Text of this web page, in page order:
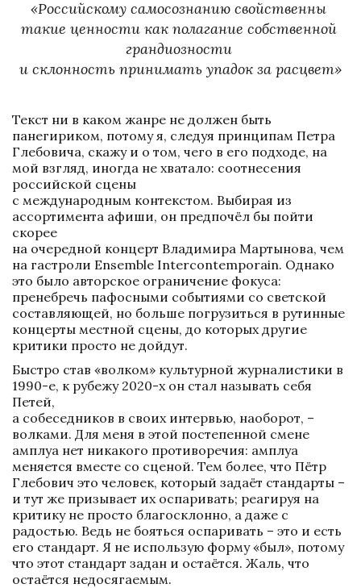
«Российскому самосознанию свойственны
такие ценности как полагание собственной
грандиозности
и склонность принимать упадок за расцвет»
Текст ни в каком жанре не должен быть
панегириком, потому я, следуя принципам Петра
Глебовича, скажу и о том, чего в его подходе, на
мой взгляд, иногда не хватало: соотнесения
российской сцены
с международным контекстом. Выбирая из
ассортимента афиши, он предпочёл бы пойти
скорее
на очередной концерт Владимира Мартынова, чем
на гастроли Ensemble Intercontemporain. Однако
это было авторское ограничение фокуса:
пренебречь пафосными событиями со светской
составляющей, но больше погрузиться в рутинные
концерты местной сцены, до которых другие
критики просто не дойдут.
Быстро став «волком» культурной журналистики в
1990-е, к рубежу 2020-х он стал называть себя
Петей,
а собеседников в своих интервью, наоборот, –
волками. Для меня в этой постепенной смене
амплуа нет никакого противоречия: амплуа
меняется вместе со сценой. Тем более, что Пётр
Глебович это человек, который задаёт стандарты –
и тут же призывает их оспаривать; реагируя на
критику не просто благосклонно, а даже с
радостью. Ведь не бояться оспаривать – это и есть
его стандарт. Я не использую форму «был», потому
что этот стандарт задан и остаётся. Жаль, что
остаётся недосягаемым.